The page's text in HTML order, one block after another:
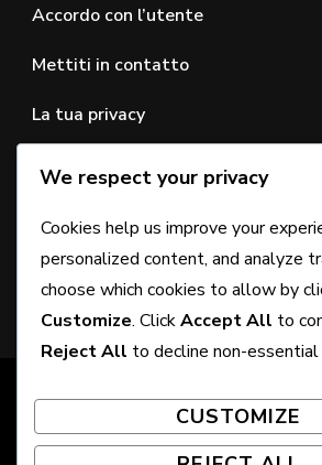
Accordo con l’utente
Mettiti in contatto
La tua privacy
Looking
for
Something?
© Copyright 2026
Reserved. Chic Lite | Developed
Powered by
We respect your privacy
Cookies help us improve your
personalized content, and analyze
choose which cookies to allow by
Customize. ClickAccept All to
Reject All to decline non-essential
CUSTOMIZE